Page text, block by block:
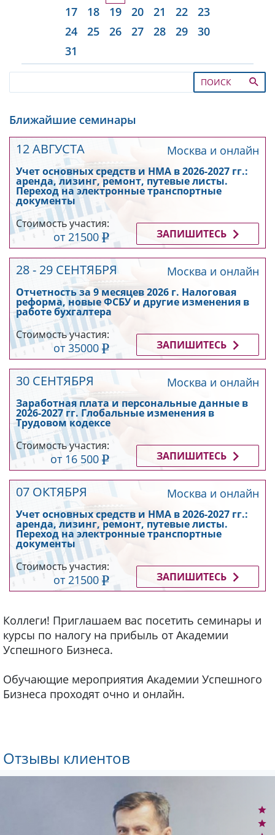
17
18 19 20 21 22
23
24
25 26 27 28 29
30
31
ПОИСК
Ближайшие семинары
12 АВГУСТА Москва и онлайн
Учет основных средств и НМА в 2026-2027 гг.:
аренда, лизинг, ремонт, путевые листы.
Переход на электронные транспортные
документы
Стоимость участия:
от 21500 ЗАПИШИТЕСЬ
28 - 29 СЕНТЯБРЯ Москва и онлайн
Отчетность за 9 месяцев 2026 г. Налоговая
реформа, новые ФСБУ и другие изменения в
работе бухгалтера
Стоимость участия:
от 35000 ЗАПИШИТЕСЬ
30 СЕНТЯБРЯ Москва и онлайн
Заработная плата и персональные данные в
2026-2027 гг. Глобальные изменения в
Трудовом кодексе
Стоимость участия:
от 16 500 ЗАПИШИТЕСЬ
07 ОКТЯБРЯ Москва и онлайн
Учет основных средств и НМА в 2026-2027 гг.:
аренда, лизинг, ремонт, путевые листы.
Переход на электронные транспортные
документы
Стоимость участия:
от 21500 ЗАПИШИТЕСЬ
Коллеги! Приглашаем вас посетить семинары и
курсы по налогу на прибыль от Академии
Успешного Бизнеса.
Обучающие мероприятия Академии Успешного
Бизнеса проходят очно и онлайн.
Отзывы клиентов